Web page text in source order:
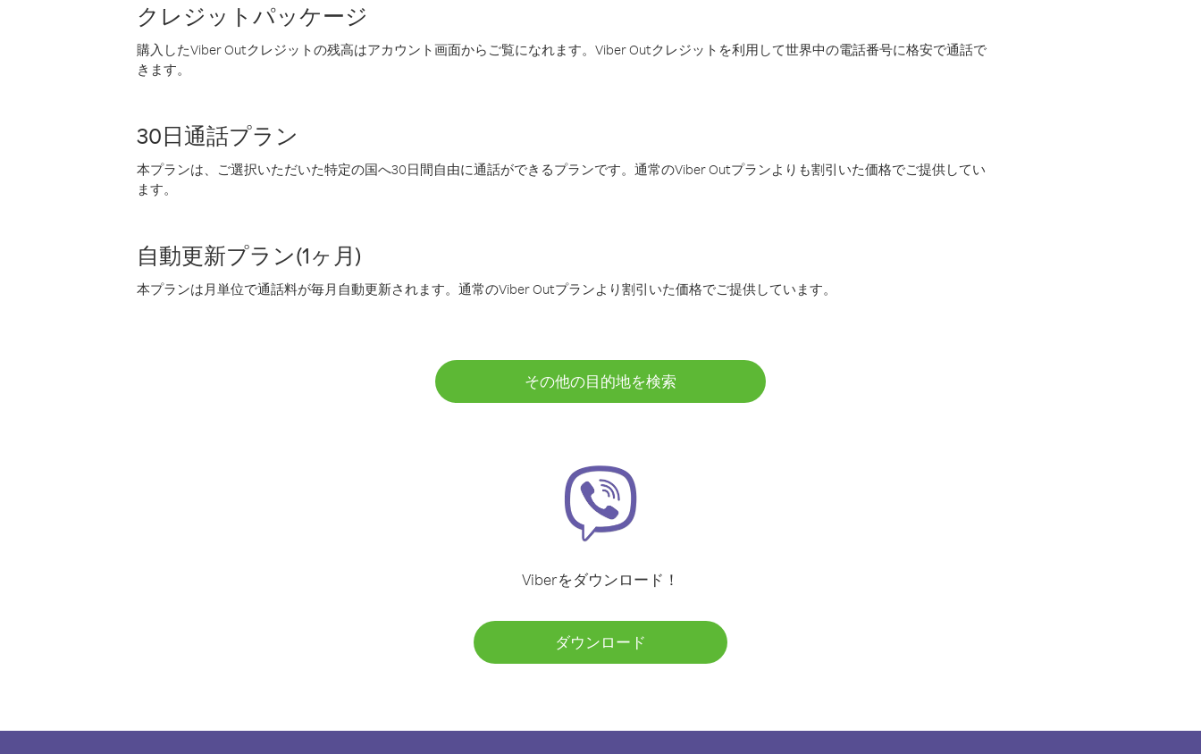
クレジットパッケージ
購入したViber Outクレジットの残高はアカウント画面からご覧になれます。Viber Outクレジットを利用して世界中の電話番号に格安で通話で
きます。
30日通話プラン
本プランは、ご選択いただいた特定の国へ30日間自由に通話ができるプランです。通常のViber Outプランよりも割引いた価格でご提供してい
ます。
自動更新プラン(1ヶ月)
本プランは月単位で通話料が毎月自動更新されます。通常のViber Outプランより割引いた価格でご提供しています。
その他の目的地を検索
Viberをダウンロード！
ダウンロード